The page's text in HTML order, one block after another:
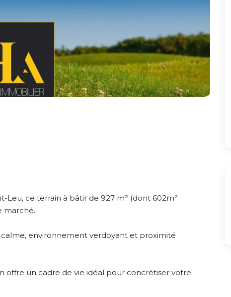
Leu, ce terrain à bâtir de 927 m² (dont 602m²
marché.
environnement verdoyant et proximité
offre un cadre de vie idéal pour concrétiser votre